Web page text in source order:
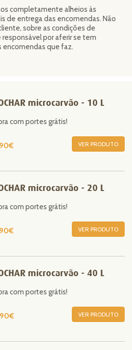
completamente alheios às
de entrega das encomendas. Não
sobre as condições de
responsável por aferir se tem
encomendas que faz.
microcarvão - 10 L
com portes grátis!
VER PRODUTO
microcarvão - 20 L
com portes grátis!
VER PRODUTO
microcarvão - 40 L
com portes grátis!
VER PRODUTO